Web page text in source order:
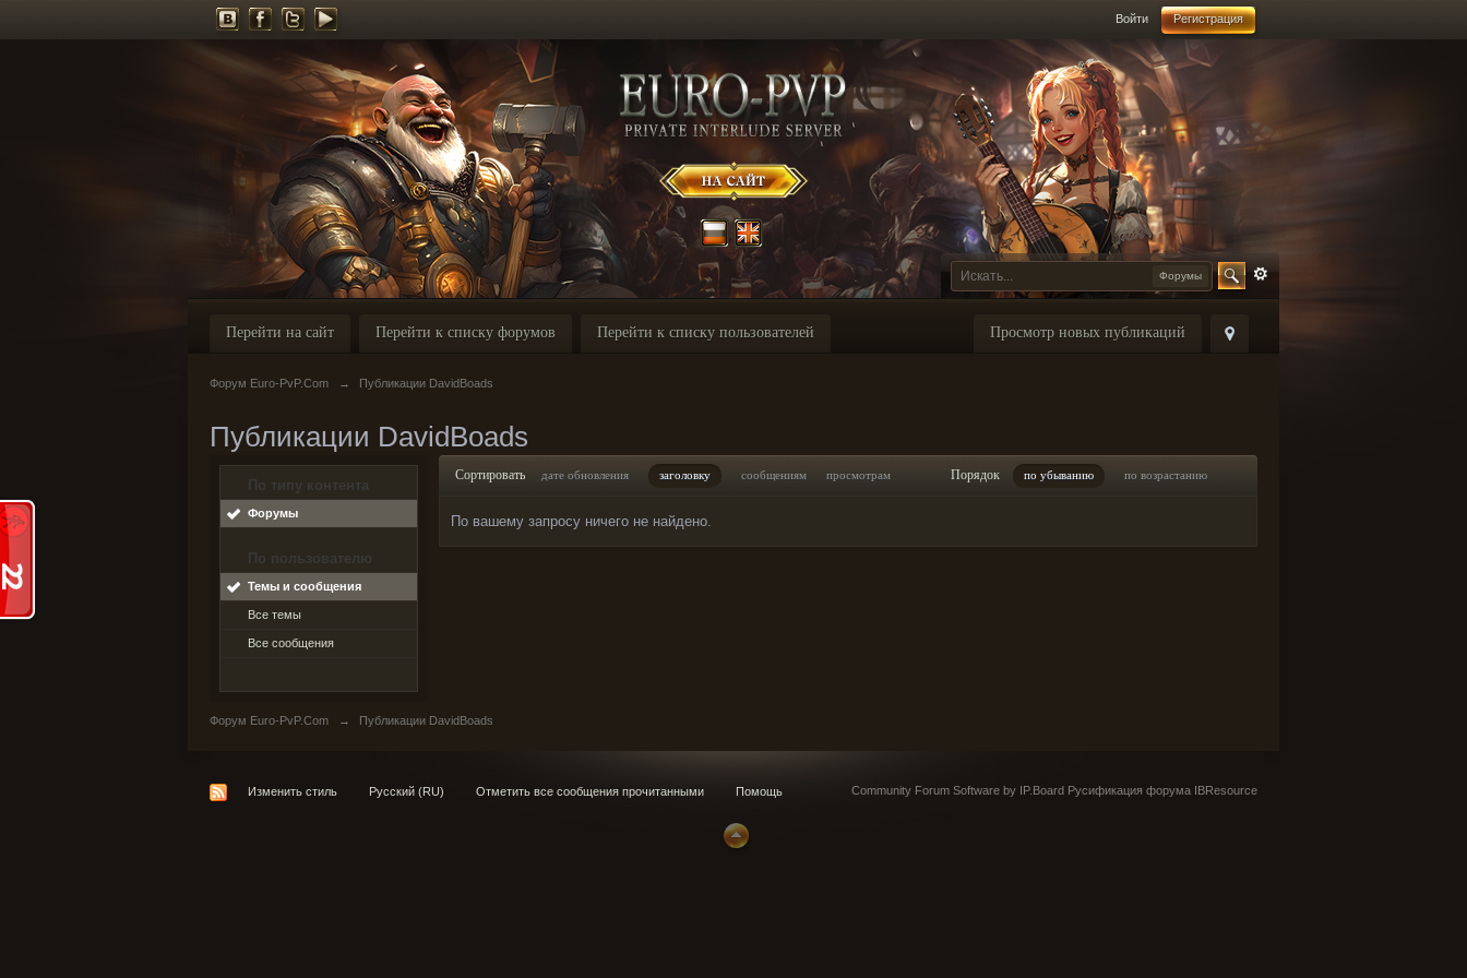
Войти Регистрация
Форумы
Просмотр новых публикаций
Перейти на сайт Перейти к списку форумов Перейти к списку пользователей
Форум Euro-PvP.Com → Публикации DavidBoads
Публикации DavidBoads
По типу контента
Форумы
По пользователю
Темы и сообщения
Все темы
Все сообщения
Сортировать дате обновления заголовку сообщениям просмотрам Порядок по убыванию по возрастанию
По вашему запросу ничего не найдено.
Форум Euro-PvP.Com → Публикации DavidBoads
Изменить стиль Русский (RU) Отметить все сообщения прочитанными Помощь Community Forum Software by IP.Board Русификация форума IBResource